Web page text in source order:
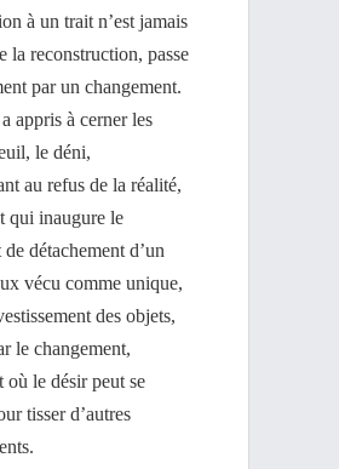
à un trait n’est jamais
la reconstruction, passe
par un changement.
appris à cerner les
le déni,
au refus de la réalité,
qui inaugure le
détachement d’un
vécu comme unique,
des objets,
le changement,
où le désir peut se
tisser d’autres